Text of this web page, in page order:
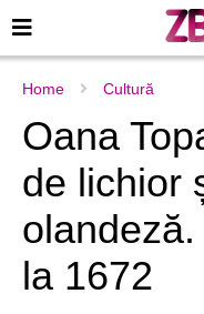
Home Cultură
Oana
de lichior
la 1672